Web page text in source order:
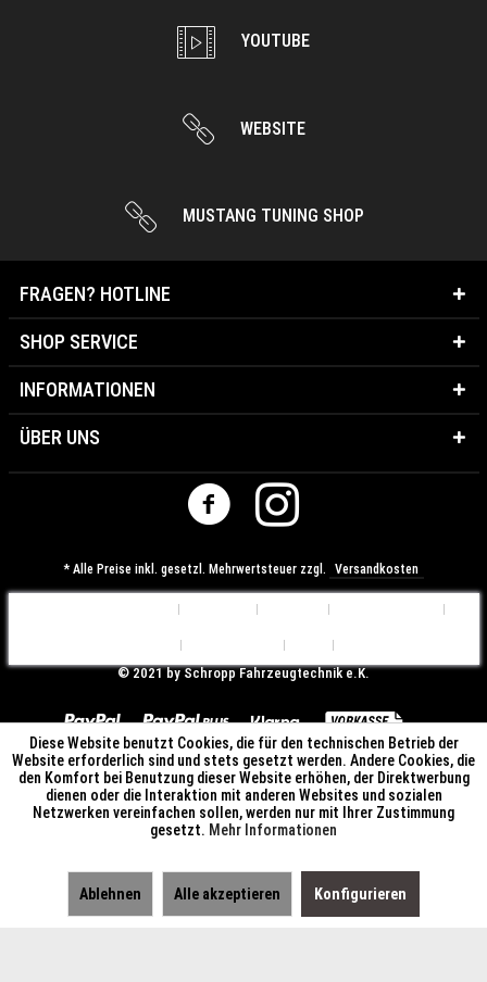
YOUTUBE
WEBSITE
MUSTANG TUNING SHOP
FRAGEN? HOTLINE
SHOP SERVICE
INFORMATIONEN
ÜBER UNS
* Alle Preise inkl. gesetzl. Mehrwertsteuer zzgl. Versandkosten
© ​2021 by Schropp Fahrzeugtechnik e.K.
Diese Website benutzt Cookies, die für den technischen Betrieb der
Website erforderlich sind und stets gesetzt werden. Andere Cookies, die
den Komfort bei Benutzung dieser Website erhöhen, der Direktwerbung
dienen oder die Interaktion mit anderen Websites und sozialen
Netzwerken vereinfachen sollen, werden nur mit Ihrer Zustimmung
gesetzt. Mehr Informationen
Ablehnen Alle akzeptieren Konfigurieren